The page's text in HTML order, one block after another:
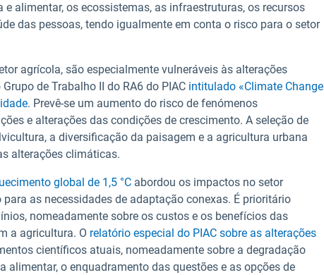
alimentar, os ecossistemas, as infraestruturas, os recursos
das pessoas, tendo igualmente em conta o risco para o setor
agrícola, são especialmente vulneráveis às alterações
de Trabalho II do RA6 do PIAC intitulado «Climate Change
Prevê-se um aumento do risco de fenómenos
e alterações das condições de crescimento. A seleção de
a diversificação da paisagem e a agricultura urbana
alterações climáticas.
global de 1,5 °C abordou os impactos no setor
as necessidades de adaptação conexas. É prioritário
nomeadamente sobre os custos e os benefícios das
a agricultura. O relatório especial do PIAC sobre as alterações
científicos atuais, nomeadamente sobre a degradação
alimentar, o enquadramento das questões e as opções de